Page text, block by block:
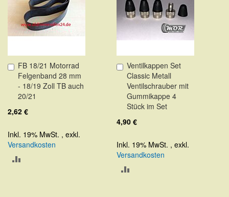
FB 18/21 Motorrad
Felgenband 28 mm
- 18/19 Zoll TB auch
20/21
2,62 €
Inkl. 19% MwSt. , exkl.
Versandkosten
In
den
Warenkorb
Ventilkappen Set
Classic Metall
Ventilschrauber mit
Gummikappe 4
Stück im Set
4,90 €
Inkl. 19% MwSt. ,exkl.
Versandkosten
In
den
Warenkorb